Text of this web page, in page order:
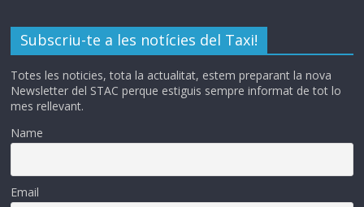
Subscriu-te a les notícies del Taxi!
Totes les noticies, tota la actualitat, estem preparant la nova
Newsletter del STAC perque estiguis sempre informat de tot lo
mes rellevant.
Name
Email